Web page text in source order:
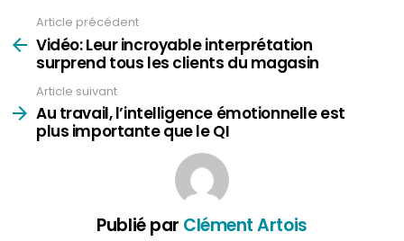
plus
Article précédent
Vidéo: Leur incroyable interprétation
surprend tous les clients du magasin
Article suivant
Au travail, l’intelligence émotionnelle est
plus importante que le QI
Publié par Clément Artois